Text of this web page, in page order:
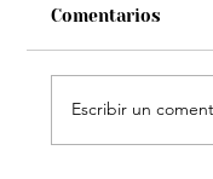
Comentarios
Escribir un